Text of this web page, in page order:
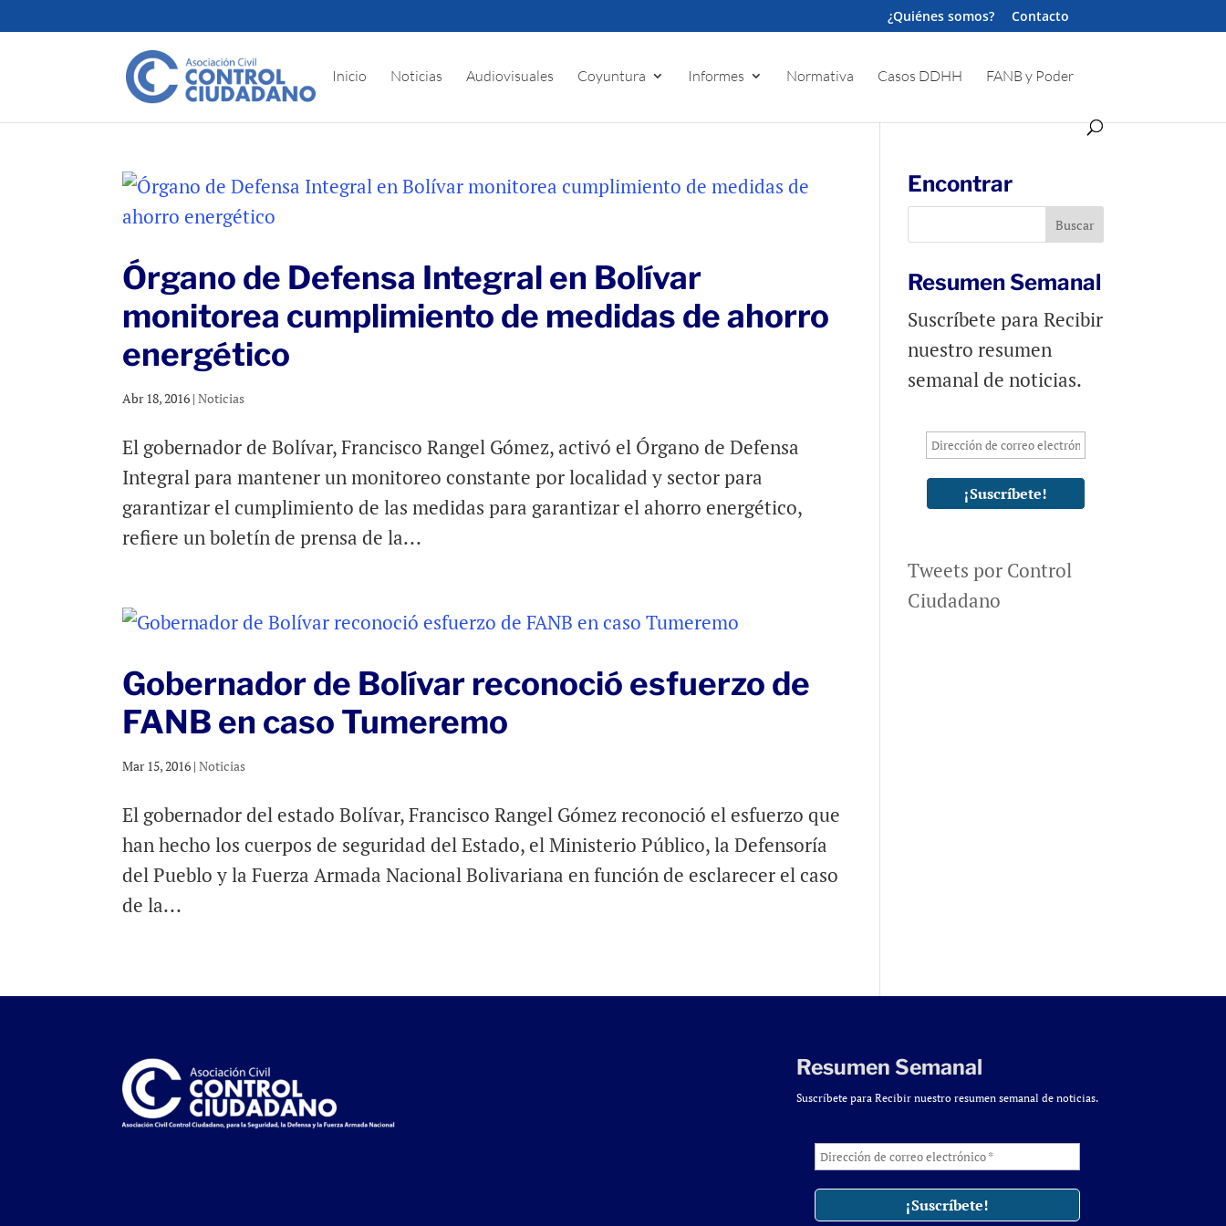
¿Quiénes somos? Contacto
Inicio Noticias Audiovisuales Coyuntura Informes Normativa Casos DDHH FANB y Poder
Órgano de Defensa Integral en Bolívar
monitorea cumplimiento de medidas de ahorro
energético
Abr 18, 2016 |Noticias
El gobernador de Bolívar, Francisco Rangel Gómez, activó el Órgano de Defensa
Integral para mantener un monitoreo constante por localidad y sector para
garantizar el cumplimiento de las medidas para garantizar el ahorro energético,
refiere un boletín de prensa de la...
Gobernador de Bolívar reconoció esfuerzo de
FANB en caso Tumeremo
Mar 15, 2016 |Noticias
El gobernador del estado Bolívar, Francisco Rangel Gómez reconoció el esfuerzo que
han hecho los cuerpos de seguridad del Estado, el Ministerio Público, la Defensoría
del Pueblo y la Fuerza Armada Nacional Bolivariana en función de esclarecer el caso
de la...
Encontrar
Resumen Semanal
Suscríbete para Recibir
nuestro resumen
semanal de noticias.
Tweets por Control
Ciudadano
Resumen Semanal
Suscríbete para Recibir nuestro resumen semanal de noticias.